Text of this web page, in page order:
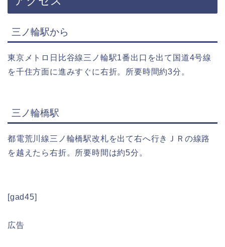
三ノ輪駅から
東京メトロ日比谷線三ノ輪駅1番出口を出て国道4号線
を千住方面に進みすぐに右折。所要時間約3分。
三ノ輪橋駅
都電荒川線三ノ輪橋駅改札を出て右へ行きＪＲの線路
を越えたら右折。所要時間は約5分。
[gad45]
広告